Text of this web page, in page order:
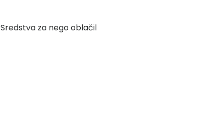
Sredstva za nego oblačil